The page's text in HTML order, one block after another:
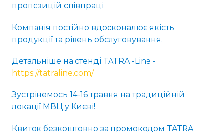
пропозицій співпраці
Компанія постійно вдосконалює якість
продукції та рівень обслуговування.
Детальніше на стенді TATRA -Line -
https://tatraline.com/
Зустрінемось 14-16 травня на традиційній
локації МВЦ у Києві!
Квиток безкоштовно за промокодом TATRA